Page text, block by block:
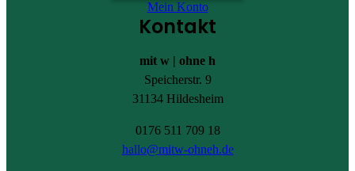
Mein Konto
Kontakt
mit w | ohne h
Speicherstr. 9
31134 Hildesheim
0176 511 709 18
hallo@mitw-ohneh.de